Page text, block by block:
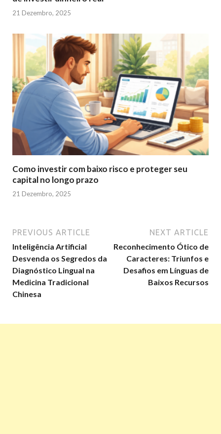
21 Dezembro, 2025
Como investir com baixo risco e proteger seu
capital no longo prazo
21 Dezembro, 2025
PREVIOUS ARTICLE
Inteligência Artificial
Desvenda os Segredos da
Diagnóstico Lingual na
Medicina Tradicional
Chinesa
NEXT ARTICLE
Reconhecimento Ótico de
Caracteres: Triunfos e
Desafios em Línguas de
Baixos Recursos